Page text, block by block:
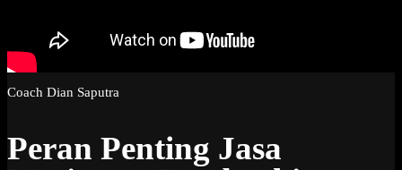
Coach Dian Saputra
Peran Penting Jasa